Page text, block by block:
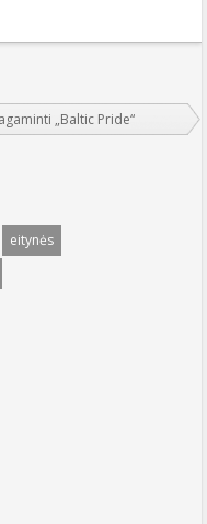
„Baltic Pride“
eitynės